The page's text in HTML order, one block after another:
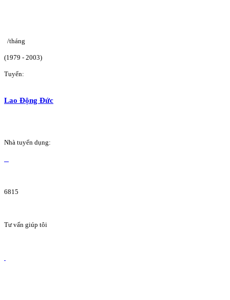
/tháng
(1979 - 2003)
Tuyển:
Lao Động Đức
Nhà tuyển dụng:
6815
Tư vấn giúp tôi